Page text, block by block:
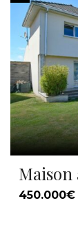
450.000€